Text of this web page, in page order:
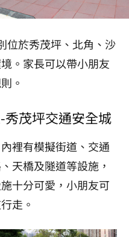
位於秀茂坪、北角、沙
。家長可以帶小朋友
。
秀茂坪交通安全城
裡有模擬街道、交通
天橋及隧道等設施，
十分可愛，小朋友可
走。